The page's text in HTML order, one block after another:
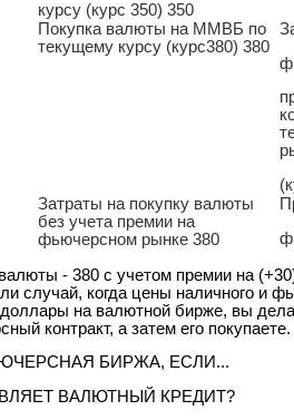
курсу (курс 350) 350
Покупка валюты на ММВБ по
текущему курсу (курс380) 380
Затраты на покупку валюты
без учета премии на
фьючерсном рынке 380
валюты - 380 с учетом премии на
случай, когда цены наличного и
на валютной бирже, вы
контракт, а затем его покупаете.
БИРЖА, ЕСЛИ...
ВАЛЮТНЫЙ КРЕДИТ?